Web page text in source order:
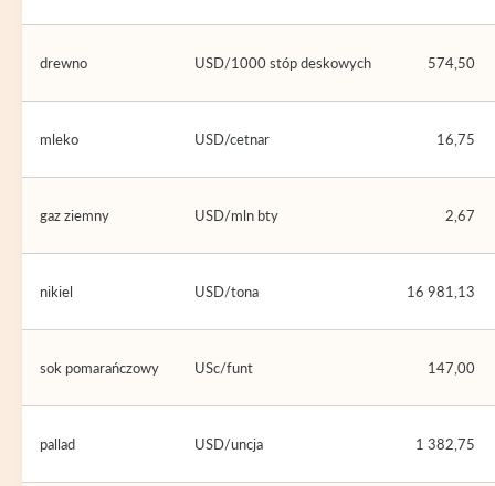
drewno USD/1000 stóp deskowych 574,50
mleko USD/cetnar 16,75
gaz ziemny USD/mln bty 2,67
nikiel USD/tona 16 981,13
sok pomarańczowy USc/funt 147,00
pallad USD/uncja 1 382,75